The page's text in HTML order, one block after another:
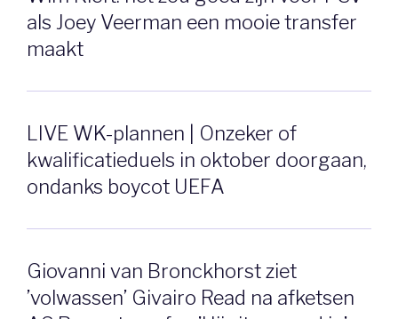
als Joey Veerman een mooie transfer
maakt
LIVE WK-plannen | Onzeker of
kwalificatieduels in oktober doorgaan,
ondanks boycot UEFA
Giovanni van Bronckhorst ziet
’volwassen’ Givairo Read na afketsen